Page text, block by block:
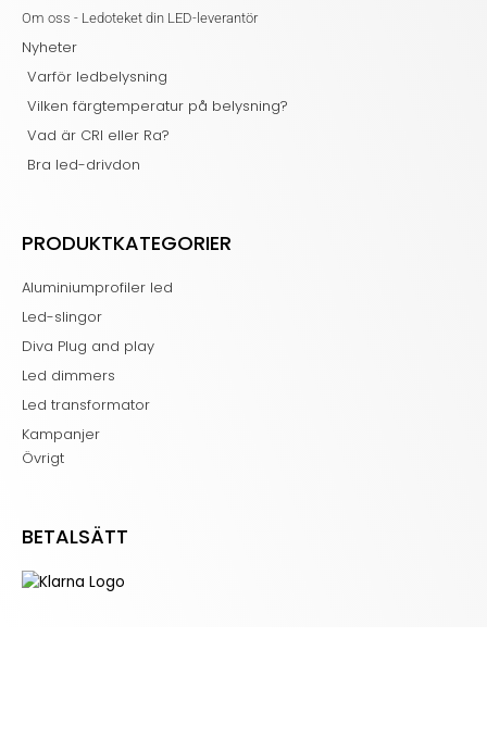
Om oss - Ledoteket din LED-leverantör
Nyheter
Varför ledbelysning
Vilken färgtemperatur på belysning?
Vad är CRI eller Ra?
Bra led-drivdon
PRODUKTKATEGORIER
Aluminiumprofiler led
Led-slingor
Diva Plug and play
Led dimmers
Led transformator
Kampanjer
Övrigt
BETALSÄTT